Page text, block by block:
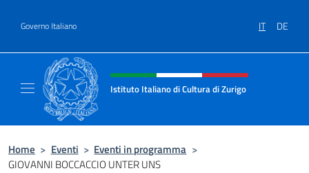
Governo Italiano IT DE
Intestazione sito, social e menù
Istituto Italiano di Cultura di Zurigo
Home > Eventi > Eventi in programma >
GIOVANNI BOCCACCIO UNTER UNS